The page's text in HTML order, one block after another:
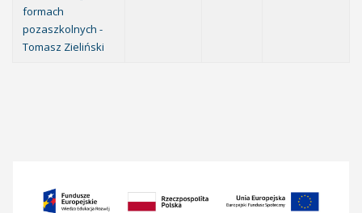
formach
pozaszkolnych -
Tomasz Zieliński